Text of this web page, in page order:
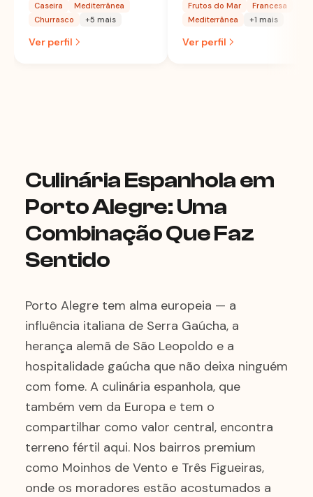
Caseira
Mediterrânea
Churrasco
+5 mais
Ver perfil
Frutos do Mar
Francesa
Mediterrânea
+1 mais
Ver perfil
Culinária Espanhola em
Porto Alegre: Uma
Combinação Que Faz
Sentido
Porto Alegre tem alma europeia — a
influência italiana de Serra Gaúcha, a
herança alemã de São Leopoldo e a
hospitalidade gaúcha que não deixa ninguém
com fome. A culinária espanhola, que
também vem da Europa e tem o
compartilhar como valor central, encontra
terreno fértil aqui. Nos bairros premium
como Moinhos de Vento e Três Figueiras,
onde os moradores estão acostumados a